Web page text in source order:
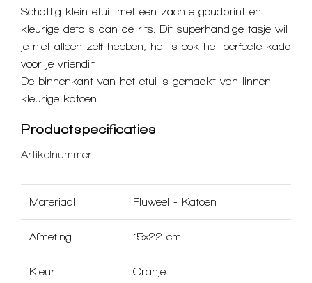
Schattig klein etuit met een zachte goudprint en
kleurige details aan de rits. Dit superhandige tasje wil
je niet alleen zelf hebben, het is ook het perfecte kado
voor je vriendin.
De binnenkant van het etui is gemaakt van linnen
kleurige katoen.
Productspecificaties
Artikelnummer:
Materiaal Fluweel - Katoen
Afmeting 15x22 cm
Kleur Oranje